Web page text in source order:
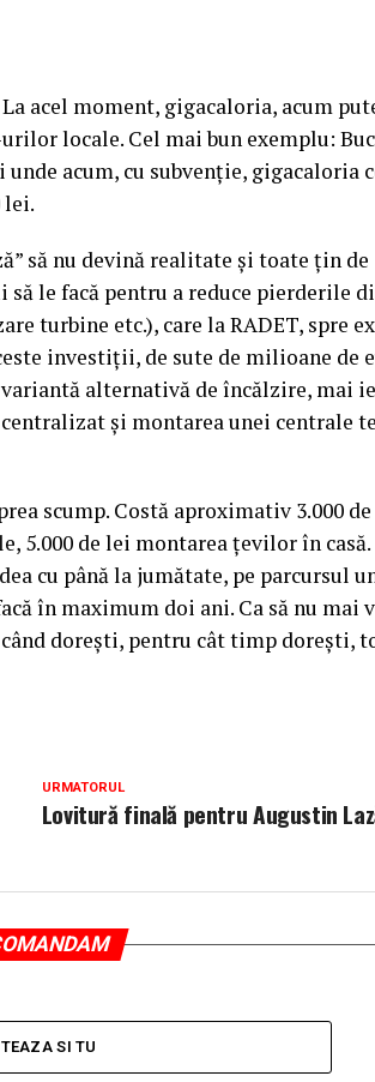
acel moment, gigacaloria, acum
locale. Cel mai bun exemplu:
acum, cu subvenţie, gigacaloria
lei.
să nu devină realitate şi toate ţin de
le facă pentru a reduce pierderile
turbine etc.), care la RADET, spre
investiţii, de sute de milioane de
alternativă de încălzire, mai
şi montarea unei centrale
scump. Costă aproximativ 3.000
5.000 de lei montarea ţevilor în casă.
cu până la jumătate, pe parcursul
în maximum doi ani. Ca să nu mai
doreşti, pentru cât timp doreşti,
URMATORUL
Lovitură finală pentru Augustin
SI TU